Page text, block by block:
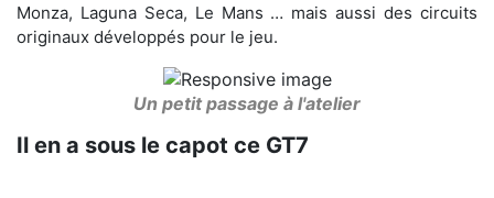
Monza, Laguna Seca, Le Mans … mais aussi des circuits
originaux développés pour le jeu.
Un petit passage à l'atelier
Il en a sous le capot ce GT7